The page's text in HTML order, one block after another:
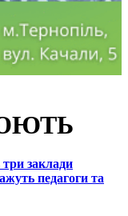
заклади
педагоги та